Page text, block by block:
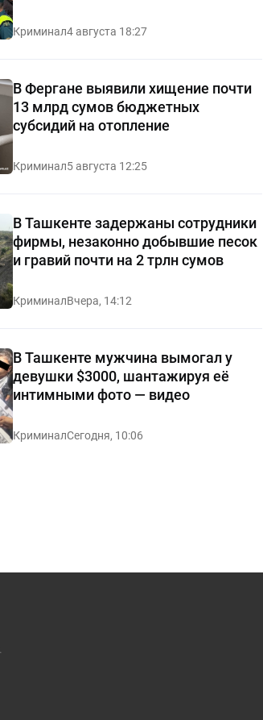
Криминал4 августа 18:27
В Фергане выявили хищение почти
13 млрд сумов бюджетных
субсидий на отопление
Криминал5 августа 12:25
В Ташкенте задержаны сотрудники
фирмы, незаконно добывшие песок
и гравий почти на 2 трлн сумов
КриминалВчера, 14:12
В Ташкенте мужчина вымогал у
девушки $3000, шантажируя её
интимными фото — видео
КриминалСегодня, 10:06